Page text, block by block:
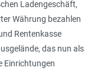
Ladengeschäft,
Währung bezahlen
Rentenkasse
das nun als
Einrichtungen